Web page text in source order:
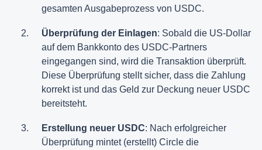
gesamten Ausgabeprozess von USDC.
Überprüfung der Einlagen: Sobald die US-Dollar
auf dem Bankkonto des USDC-Partners
eingegangen sind, wird die Transaktion überprüft.
Diese Überprüfung stellt sicher, dass die Zahlung
korrekt ist und das Geld zur Deckung neuer USDC
bereitsteht.
Erstellung neuer USDC: Nach erfolgreicher
Überprüfung mintet (erstellt) Circle die